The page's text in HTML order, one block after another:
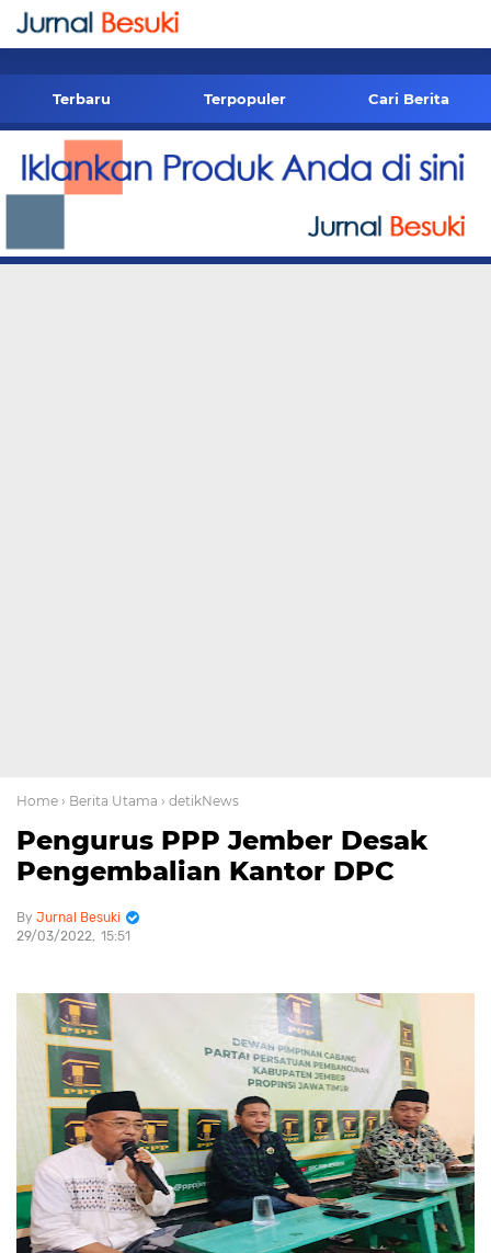
-->
Terbaru Terpopuler Cari Berita
Home › Berita Utama › detikNews
Pengurus PPP Jember Desak
Pengembalian Kantor DPC
Jurnal Besuki
29/03/2022 15:51